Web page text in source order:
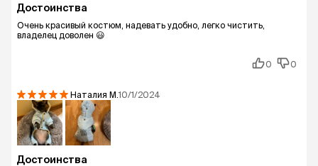
Достоинства
Очень красивый костюм, надевать удобно, легко чистить,
владелец доволен 😃
0 0
Наталия М.10/1/2024
Достоинства